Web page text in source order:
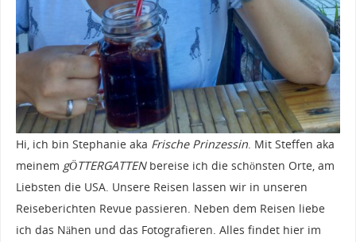
Hi, ich bin Stephanie aka Frische Prinzessin. Mit Steffen aka
meinem gÖTTERGATTENbereise ich die schönsten Orte, am
Liebsten die USA. Unsere Reisen lassen wir in unseren
Reiseberichten Revue passieren. Neben dem Reisen liebe
ich das Nähen und das Fotografieren. Alles findet hier im